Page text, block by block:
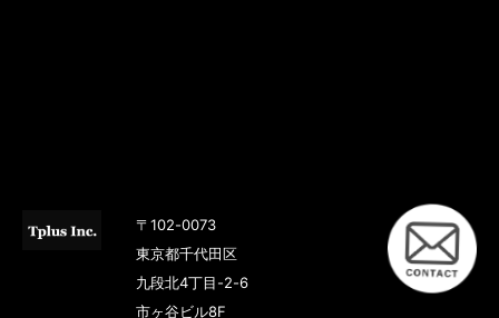
〒102-0073
東京都千代田区
九段北4丁目-2-6
市ヶ谷ビル8F